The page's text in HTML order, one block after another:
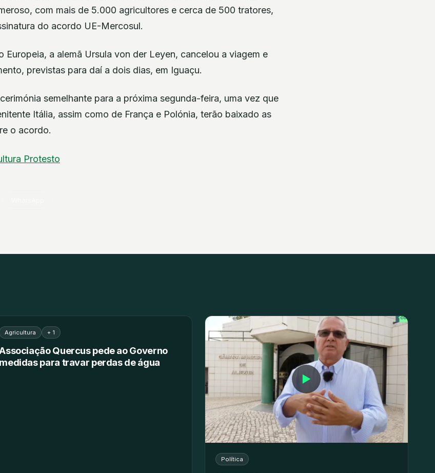
com mais de 5.000 agricultores e cerca de 500 tratores,
do acordo UE-Mercosul.
Europeia, a alemã Ursula von der Leyen, cancelou a viagem e
previstas para daí a dois dias, em Iguaçu.
semelhante para a próxima segunda-feira, uma vez que
Itália, assim como de França e Polónia, terão baixado as
o acordo.
Protesto
Agricultura + 1
Quercus pede ao Governo
medidas para travar perdas de água
▶
Política